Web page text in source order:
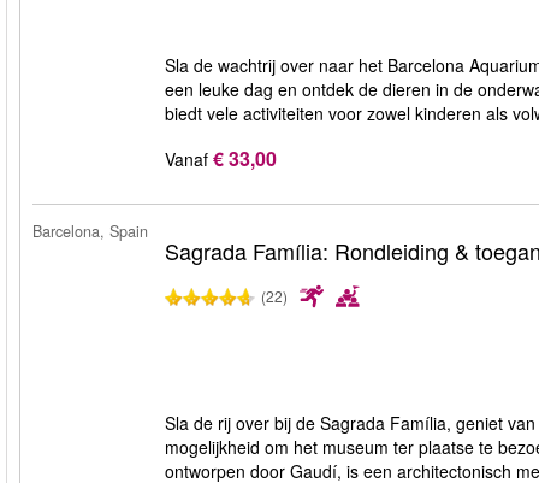
Sla de wachtrij over naar het Barcelona
een leuke dag en ontdek de dieren in de
biedt vele activiteiten voor zowel kinderen als
Vanaf € 33,00
Barcelona, Spain
Sagrada Família: Rondleiding &
(22)
Sla de rij over bij de Sagrada Família, geniet
mogelijkheid om het museum ter plaatse te
ontworpen door Gaudí, is een architectonisch